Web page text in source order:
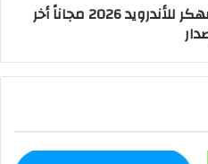
تحميل برنامج Melon VPN مهكر للأندرويد 2026 مجاناً أخر